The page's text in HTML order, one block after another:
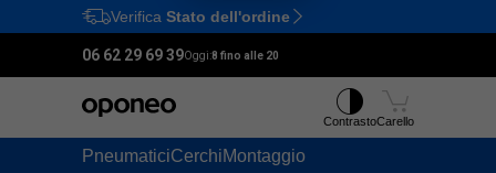
Ctrl M
Verifica Stato dell'ordine
06 62 29 69 39Oggi:8 fino alle 20
PneumaticiCerchiMontaggio
ContrastoCarello